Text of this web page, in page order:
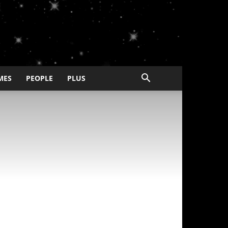
PEOPLE PLUS